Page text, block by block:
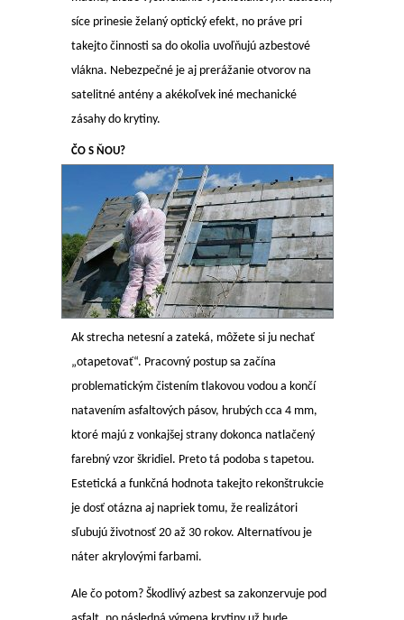
síce prinesie želaný optický efekt, no práve pri
takejto činnosti sa do okolia uvoľňujú azbestové
vlákna. Nebezpečné je aj prerážanie otvorov na
satelitné antény a akékoľvek iné mechanické
zásahy do krytiny.
ČO S ŇOU?
Ak strecha netesní a zateká, môžete si ju nechať
„otapetovať“. Pracovný postup sa začína
problematickým čistením tlakovou vodou a končí
natavením asfaltových pásov, hrubých cca 4 mm,
ktoré majú z vonkajšej strany dokonca natlačený
farebný vzor škridiel. Preto tá podoba s tapetou.
Estetická a funkčná hodnota takejto rekonštrukcie
je dosť otázna aj napriek tomu, že realizátori
sľubujú životnosť 20 až 30 rokov. Alternatívou je
náter akrylovými farbami.
Ale čo potom? Škodlivý azbest sa zakonzervuje pod